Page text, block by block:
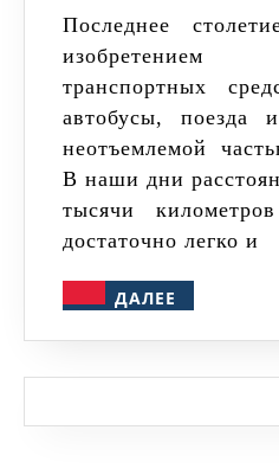
Последнее столетие ознаменовалось
транспортных
автобусы, поезда
неотъемлемой
В наши дни
тысячи
достаточно легко и
ДАЛЕЕ